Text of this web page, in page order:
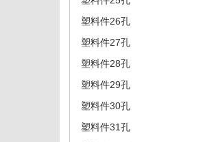
塑料件26孔
塑料件27孔
塑料件28孔
塑料件29孔
塑料件30孔
塑料件31孔